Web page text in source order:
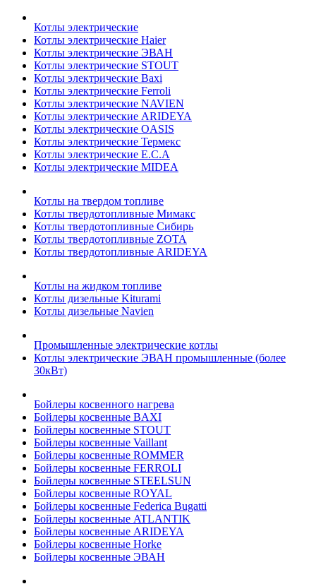
Котлы электрические
Котлы электрические Haier
Котлы электрические ЭВАН
Котлы электрические STOUT
Котлы электрические Baxi
Котлы электрические Ferroli
Котлы электрические NAVIEN
Котлы электрические ARIDEYA
Котлы электрические OASIS
Котлы электрические Термекс
Котлы электрические E.C.A
Котлы электрические MIDEA
Котлы на твердом топливе
Котлы твердотопливные Мимакс
Котлы твердотопливные Сибирь
Котлы твердотопливные ZOTA
Котлы твердотопливные ARIDEYA
Котлы на жидком топливе
Котлы дизельные Kiturami
Котлы дизельные Navien
Промышленные электрические котлы
Котлы электрические ЭВАН промышленные (более
30кВт)
Бойлеры косвенного нагрева
Бойлеры косвенные BAXI
Бойлеры косвенные STOUT
Бойлеры косвенные Vaillant
Бойлеры косвенные ROMMER
Бойлеры косвенные FERROLI
Бойлеры косвенные STEELSUN
Бойлеры косвенные ROYAL
Бойлеры косвенные Federica Bugatti
Бойлеры косвенные ATLANTIK
Бойлеры косвенные ARIDEYA
Бойлеры косвенные Horke
Бойлеры косвенные ЭВАН